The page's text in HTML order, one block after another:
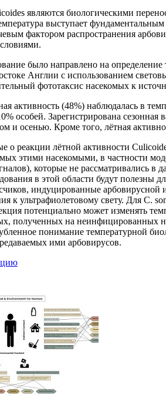
являются биологическими
выступает
фактором распространения
было направлено на
Англии с использованием
фототаксис насекомых к
активность (48%) наблюдалась в
особей. Зарегистрирована
и осенью. Кроме того, лётная
о реакции лётной активности
этими насекомыми, в частности
которые не рассматривались в
в этой области будут полезны
индуцированные арбовирусной
к ультрафиолетовому свету. Для C.
потенциально может изменять
полученных на неинфицированных
понимание температурной
ими арбовирусов.